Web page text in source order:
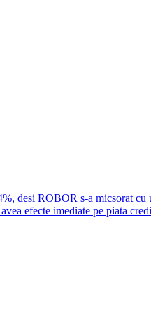
desi ROBOR s-a micsorat cu
efecte imediate pe piata